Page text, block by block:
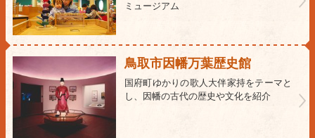
ミュージアム
鳥取市因幡万葉歴史館
国府町ゆかりの歌人大伴家持をテーマと
し、因幡の古代の歴史や文化を紹介